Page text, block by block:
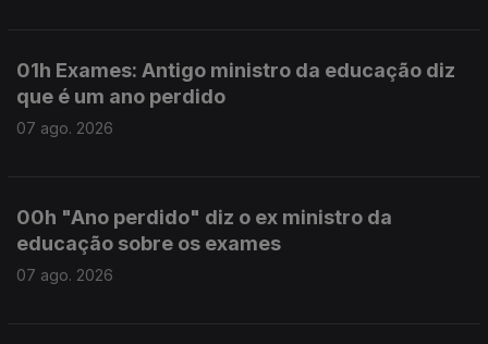
01h Exames: Antigo ministro da educação diz
que é um ano perdido
07 ago. 2026
00h "Ano perdido" diz o ex ministro da
educação sobre os exames
07 ago. 2026